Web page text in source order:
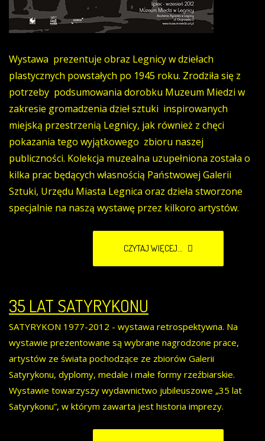
Wystawa prezentuje obraz Legnicy w dziełach
plastycznych powstałych po 1945 roku. Zrodziła się z
potrzeby podsumowania dorobku Muzeum Miedzi w
zakresie gromadzenia dzieł sztuki inspirowanych
miejską przestrzenią Legnicy, jak również z chęci
pokazania tego wyjątkowego zbioru naszej
publiczności. Kolekcja muzealna uzupełniona została o
kilka prac będących własnością Państwowej Galerii
Sztuki, Urzędu Miasta Legnica oraz dzieła stworzone
specjalnie na naszą wystawę przez kilkoro artystów.
CZYTAJ WIĘCEJ...
35 LAT SATYRYKONU
SATYRYKON 1977-2012 - wystawa retrospektywna. Na
wystawie prezentowane są wybrane nagrodzone prace,
artystów ze świata pochodzące ze zbiorów Galerii
Satyrykonu, dyplomy, medale i małe formy rzeźbiarskie.
Wystawie towarzyszy wydawnictwo jubileuszowe „35 lat
Satyrykonu”, w którym zawarta jest historia imprezy.